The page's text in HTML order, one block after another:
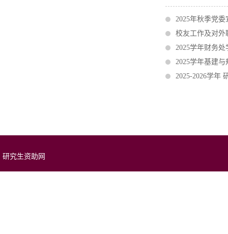
2025年秋季党
校友工作及对
2025学年财务
2025学年基建
2025-2026学年
研究生资助网